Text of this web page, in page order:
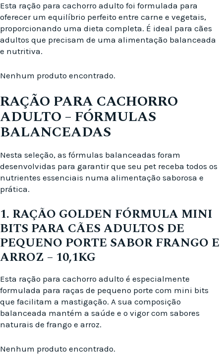
Esta ração para cachorro adulto foi formulada para
oferecer um equilíbrio perfeito entre carne e vegetais,
proporcionando uma dieta completa. É ideal para cães
adultos que precisam de uma alimentação balanceada
e nutritiva.
Nenhum produto encontrado.
RAÇÃO PARA CACHORRO
ADULTO – FÓRMULAS
BALANCEADAS
Nesta seleção, as fórmulas balanceadas foram
desenvolvidas para garantir que seu pet receba todos os
nutrientes essenciais numa alimentação saborosa e
prática.
1. RAÇÃO GOLDEN FÓRMULA MINI
BITS PARA CÃES ADULTOS DE
PEQUENO PORTE SABOR FRANGO E
ARROZ – 10,1KG
Esta ração para cachorro adulto é especialmente
formulada para raças de pequeno porte com mini bits
que facilitam a mastigação. A sua composição
balanceada mantém a saúde e o vigor com sabores
naturais de frango e arroz.
Nenhum produto encontrado.